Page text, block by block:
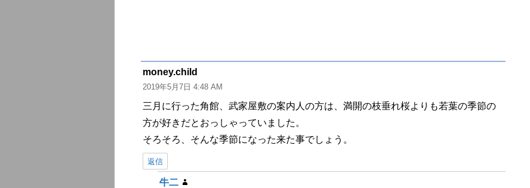
money.child
り:
2019年5月7日 4:48 AM
三月に行った角館、武家屋敷の案内人の方は、満開の枝垂れ桜よりも若葉の季節の
方が好きだとおっしゃっていました。
そろそろ、そんな季節になった来た事でしょう。
返信
牛二